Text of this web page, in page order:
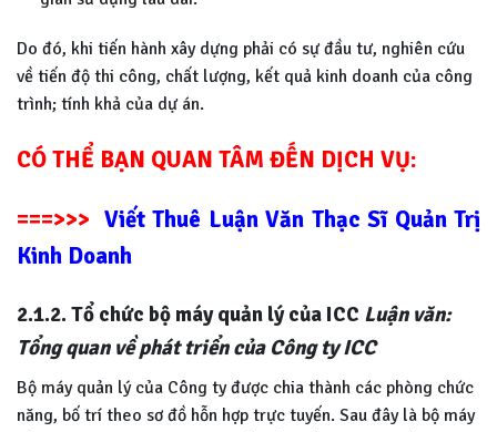
Do đó, khi tiến hành xây dựng phải có sự đầu tư, nghiên cứu
về tiến độ thi công, chất lượng, kết quả kinh doanh của công
trình; tính khả của dự án.
CÓ THỂ BẠN QUAN TÂM ĐẾN DỊCH VỤ:
===>>> Viết Thuê Luận Văn Thạc Sĩ Quản Trị
Kinh Doanh
2.1.2. Tổ chức bộ máy quản lý của ICC Luận văn:
Tổng quan về phát triển của Công ty ICC
Bộ máy quản lý của Công ty được chia thành các phòng chức
năng, bố trí theo sơ đồ hỗn hợp trực tuyến. Sau đây là bộ máy